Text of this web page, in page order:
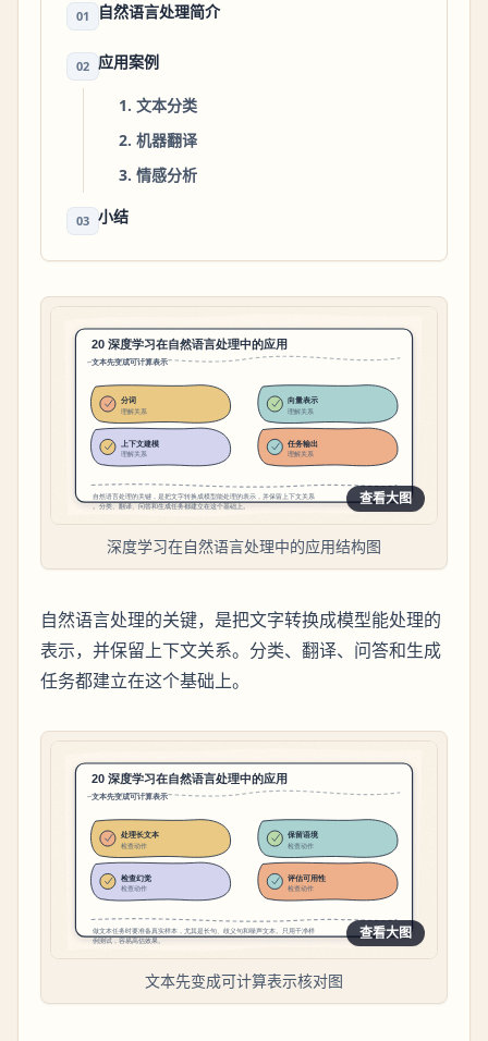
01 自然语言处理简介
02 应用案例
1. 文本分类
2. 机器翻译
3. 情感分析
03 小结
查看大图
深度学习在自然语言处理中的应用结构图
自然语言处理的关键，是把文字转换成模型能处理的
表示，并保留上下文关系。分类、翻译、问答和生成
任务都建立在这个基础上。
查看大图
文本先变成可计算表示核对图